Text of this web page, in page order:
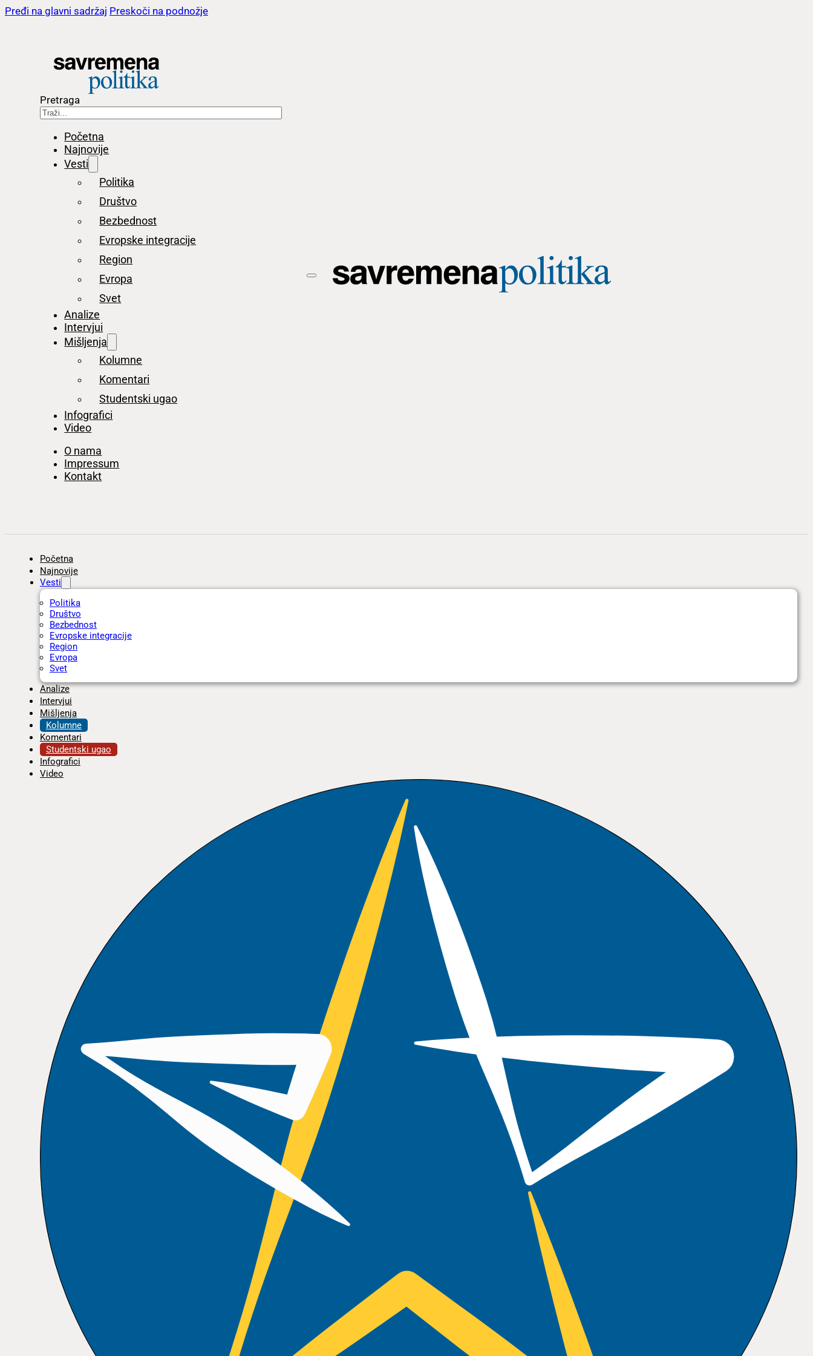
Pređi na glavni sadržaj Preskoči na podnožje
Pretraga
Početna
Najnovije
Vesti
Politika
Društvo
Bezbednost
Evropske integracije
Region
Evropa
Svet
Analize
Intervjui
Mišljenja
Kolumne
Komentari
Studentski ugao
Infografici
Video
O nama
Impressum
Kontakt
Početna
Najnovije
Vesti
Politika
Društvo
Bezbednost
Evropske integracije
Region
Evropa
Svet
Analize
Intervjui
Mišljenja
Kolumne
Komentari
Studentski ugao
Infografici
Video